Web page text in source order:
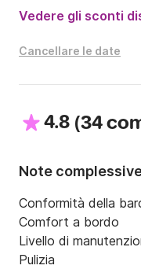
Vedere gli sconti
Cancellare le date
4.8 (34
Note
Conformità della
Comfort a bordo
Livello di
Pulizia